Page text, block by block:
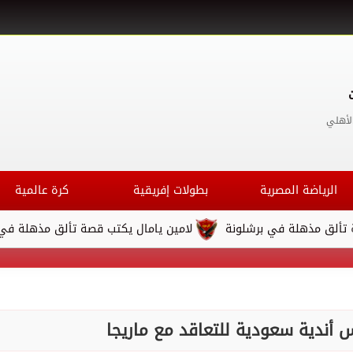
الرياضة المصرية بطولات إفريقية
كرة عالمية
لامين يامال يكتب قصة تألق مذهلة في برشلونة
برشلونة
أندية سعودية للتعاقد مع ماريجا